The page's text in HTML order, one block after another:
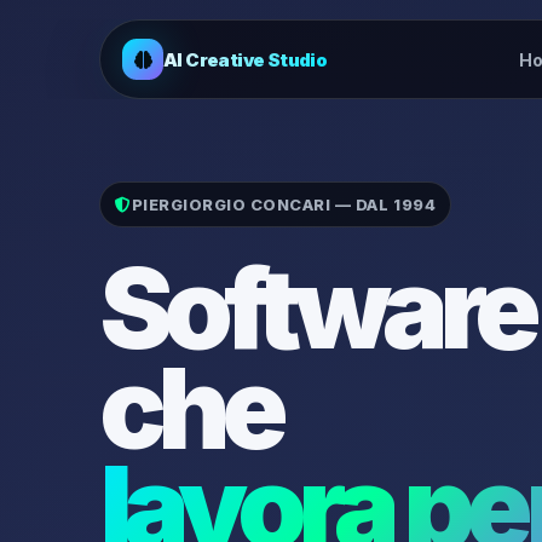
AI Creative Studio
PIERGIORGIO CONCARI — DAL 1994
che
lavora